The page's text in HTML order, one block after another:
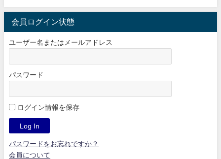
会員ログイン状態
ユーザー名またはメールアドレス
パスワード
ログイン情報を保存
パスワードをお忘れですか？
会員について